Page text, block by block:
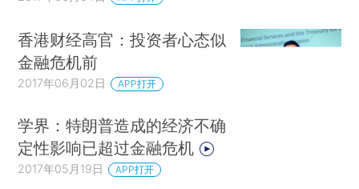
香港财经高官：投资者心态似
金融危机前
2017年06月02日 APP打开
学界：特朗普造成的经济不确
定性影响已超过金融危机
2017年05月19日 APP打开